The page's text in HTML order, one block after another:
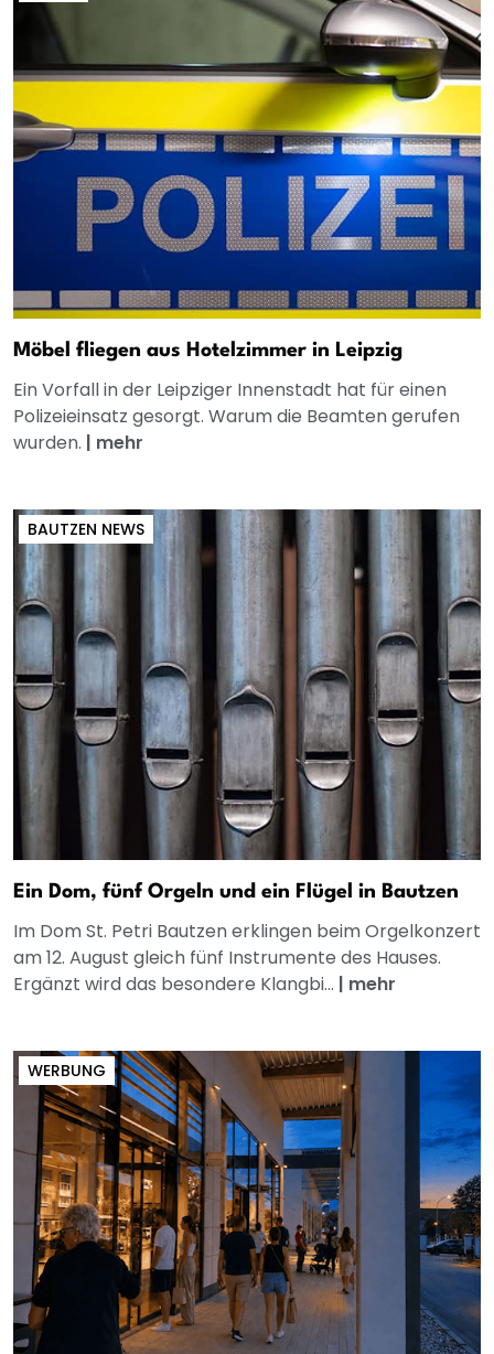
Möbel fliegen aus Hotelzimmer in Leipzig
Ein Vorfall in der Leipziger Innenstadt hat für einen
Polizeieinsatz gesorgt. Warum die Beamten gerufen
wurden. | mehr
BAUTZEN NEWS
Ein Dom, fünf Orgeln und ein Flügel in Bautzen
Im Dom St. Petri Bautzen erklingen beim Orgelkonzert
am 12. August gleich fünf Instrumente des Hauses.
Ergänzt wird das besondere Klangbi... | mehr
WERBUNG